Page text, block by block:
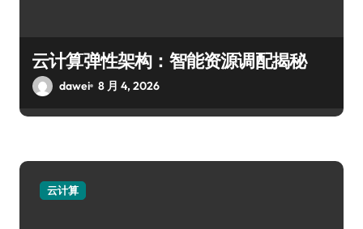
云计算弹性架构：智能资源调配揭秘
dawei 8 月 4, 2026
云计算